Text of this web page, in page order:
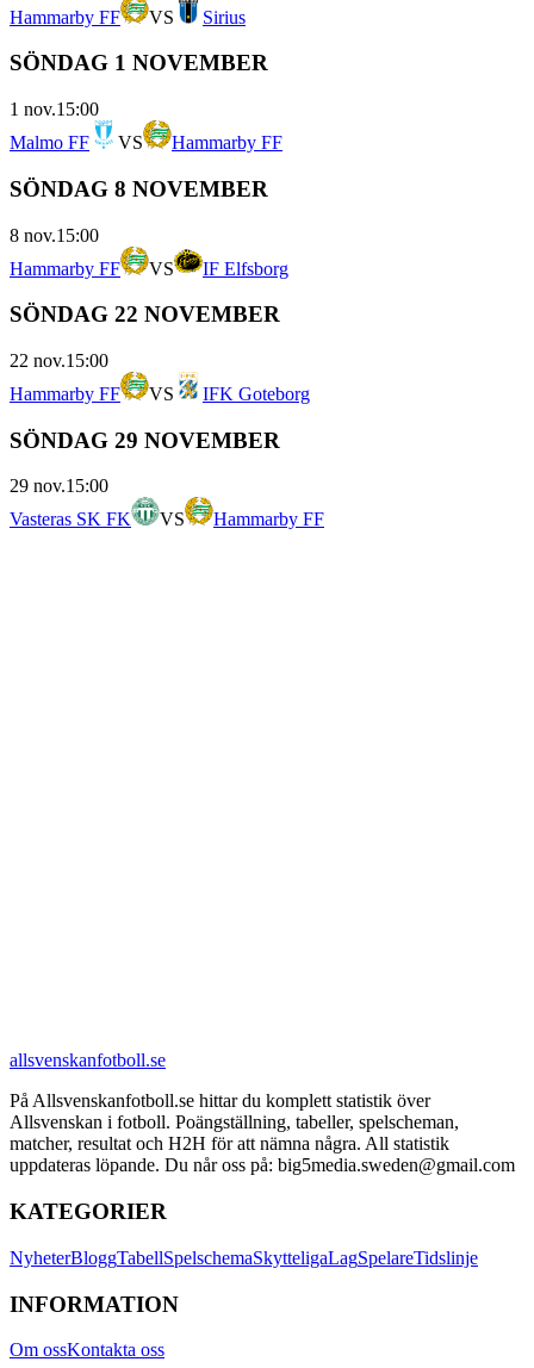
Hammarby FF VS Sirius
SÖNDAG 1 NOVEMBER
1 nov.15:00
Malmo FF
VS Hammarby FF
SÖNDAG 8 NOVEMBER
8 nov.15:00
Hammarby FF
VS IF Elfsborg
SÖNDAG 22 NOVEMBER
22 nov.15:00
Hammarby FF
VS IFK Goteborg
SÖNDAG 29 NOVEMBER
29 nov.15:00
Vasteras SK FK
VS Hammarby FF
allsvenskanfotboll.se
På Allsvenskanfotboll.se hittar du komplett statistik över
Allsvenskan i fotboll. Poängställning, tabeller, spelscheman,
matcher, resultat och H2H för att nämna några. All statistik
uppdateras löpande. Du når oss på: big5media.sweden@gmail.com
KATEGORIER
NyheterBloggTabellSpelschemaSkytteligaLagSpelareTidslinje
INFORMATION
Om ossKontakta oss